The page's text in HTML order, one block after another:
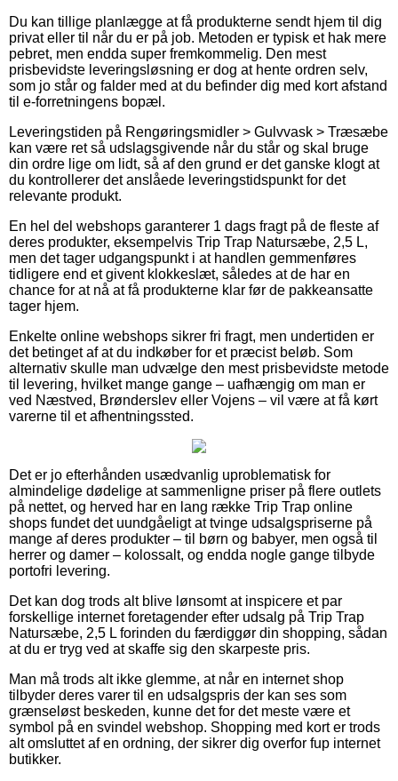
Du kan tillige planlægge at få produkterne sendt hjem til dig
privat eller til når du er på job. Metoden er typisk et hak mere
pebret, men endda super fremkommelig. Den mest
prisbevidste leveringsløsning er dog at hente ordren selv,
som jo står og falder med at du befinder dig med kort afstand
til e-forretningens bopæl.
Leveringstiden på Rengøringsmidler > Gulvvask > Træsæbe
kan være ret så udslagsgivende når du står og skal bruge
din ordre lige om lidt, så af den grund er det ganske klogt at
du kontrollerer det anslåede leveringstidspunkt for det
relevante produkt.
En hel del webshops garanterer 1 dags fragt på de fleste af
deres produkter, eksempelvis Trip Trap Natursæbe, 2,5 L,
men det tager udgangspunkt i at handlen gemmenføres
tidligere end et givent klokkeslæt, således at de har en
chance for at nå at få produkterne klar før de pakkeansatte
tager hjem.
Enkelte online webshops sikrer fri fragt, men undertiden er
det betinget af at du indkøber for et præcist beløb. Som
alternativ skulle man udvælge den mest prisbevidste metode
til levering, hvilket mange gange – uafhængig om man er
ved Næstved, Brønderslev eller Vojens – vil være at få kørt
varerne til et afhentningssted.
Det er jo efterhånden usædvanlig uproblematisk for
almindelige dødelige at sammenligne priser på flere outlets
på nettet, og herved har en lang række Trip Trap online
shops fundet det uundgåeligt at tvinge udsalgspriserne på
mange af deres produkter – til børn og babyer, men også til
herrer og damer – kolossalt, og endda nogle gange tilbyde
portofri levering.
Det kan dog trods alt blive lønsomt at inspicere et par
forskellige internet foretagender efter udsalg på Trip Trap
Natursæbe, 2,5 L forinden du færdiggør din shopping, sådan
at du er tryg ved at skaffe sig den skarpeste pris.
Man må trods alt ikke glemme, at når en internet shop
tilbyder deres varer til en udsalgspris der kan ses som
grænseløst beskeden, kunne det for det meste være et
symbol på en svindel webshop. Shopping med kort er trods
alt omsluttet af en ordning, der sikrer dig overfor fup internet
butikker.